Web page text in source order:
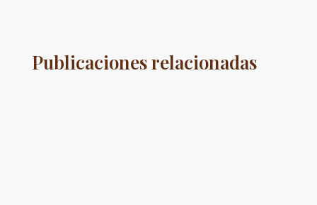
Publicaciones relacionadas